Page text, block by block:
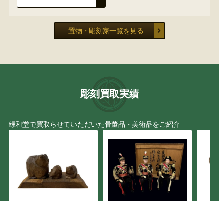
置物・彫刻家一覧を見る
彫刻買取実績
緑和堂で買取らせていただいた骨董品・美術品をご紹介